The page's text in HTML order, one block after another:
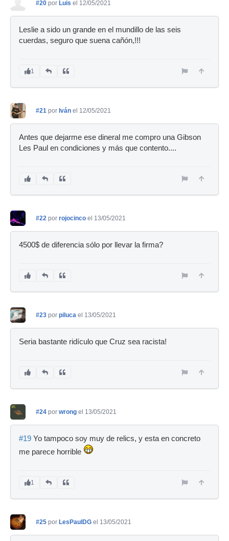
#20 por Luis el 12/05/2021
Leslie a sido un grande en el mundillo de las seis
cuerdas, seguro que suena cañón,!!!
1
#21 por Iván el 12/05/2021
Antes que dejarme ese dineral me compro una Gibson
Les Paul en condiciones y más que contento....
#22 por rojocinco el 13/05/2021
4500$ de diferencia sólo por llevar la firma?
#23 por piluca el 13/05/2021
Seria bastante ridículo que Cruz sea racista!
#24 por wrong el 13/05/2021
#19 Yo tampoco soy muy de relics, y esta en concreto
me parece horrible
1
#25 por LesPaulDG el 13/05/2021